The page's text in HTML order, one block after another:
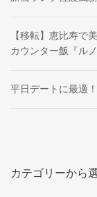
【移転】恵比寿で
カウンター飯『ルノ
平日デートに最適
カテゴリーから